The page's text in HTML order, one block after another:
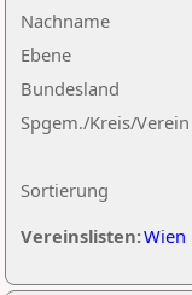
Nachname
Ebene
Sortierung
Bundesland
Spgem./Kreis/Verein
Vereinslisten:Wien